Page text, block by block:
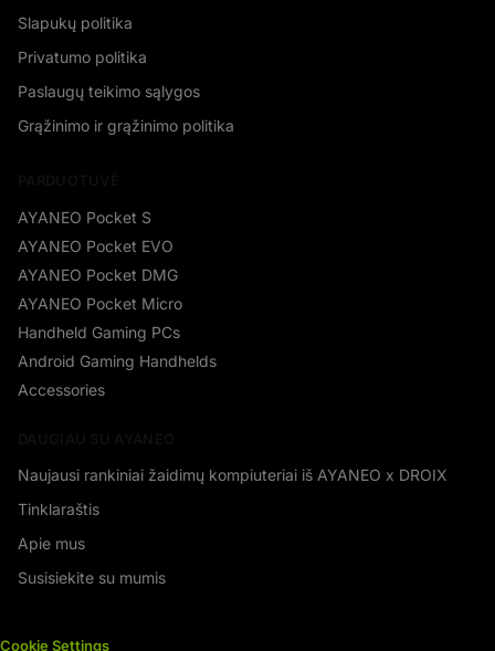
Slapukų politika
Privatumo politika
Paslaugų teikimo sąlygos
Grąžinimo ir grąžinimo politika
AYANEO Pocket S
AYANEO Pocket EVO
AYANEO Pocket DMG
AYANEO Pocket Micro
Handheld Gaming PCs
Android Gaming Handhelds
Accessories
Naujausi rankiniai žaidimų kompiuteriai iš AYANEO x DROIX
Tinklaraštis
Apie mus
Susisiekite su mumis
Cookie Settings